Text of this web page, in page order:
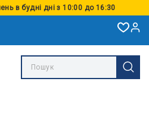
в будні дні з 10:00 до 16:30